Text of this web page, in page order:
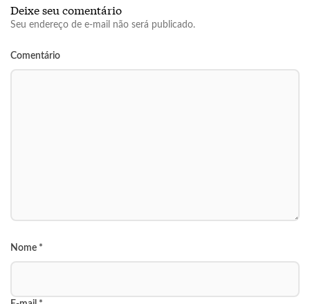
Deixe seu comentário
Seu endereço de e-mail não será publicado.
Comentário
Nome *